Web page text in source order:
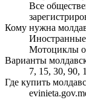
Все
Кому нужна
Мотоциклы
Варианты
7, 15, 30, 90,
Где купить